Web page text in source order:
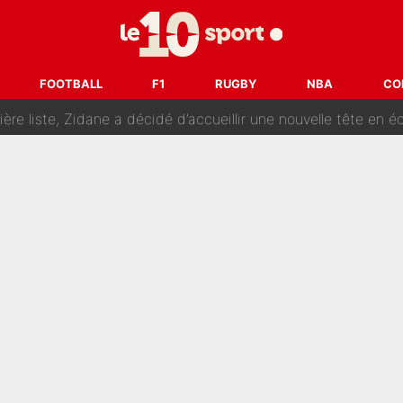
FOOTBALL F1 RUGBY NBA
officialisent enfin leur couple : La photo qui enflamme
Gianni Infantino ? «Il serait un mauvais président», le patron
prêt à l’écarter au PSG, la décision qui va accélérer son
: Kylian Mbappé et Lamine Yamal changent de chaîne, «le